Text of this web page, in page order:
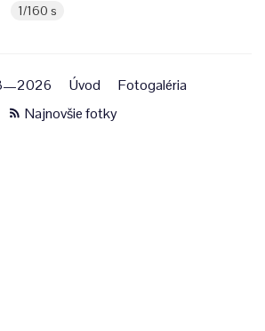
1/160 s
Úvod
Fotogaléria
Najnovšie fotky